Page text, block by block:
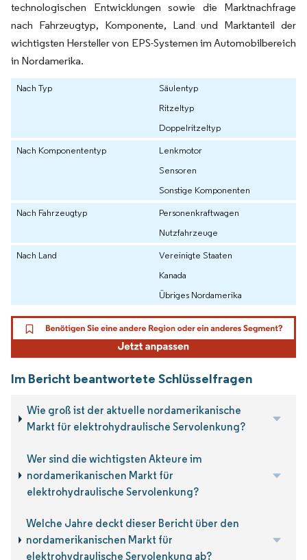
technologischen Entwicklungen sowie die Marktnachfrage
nach Fahrzeugtyp, Komponente, Land und Marktanteil der
wichtigsten Hersteller von EPS-Systemen im Automobilbereich
in Nordamerika.
Nach Typ
Säulentyp
Ritzeltyp
Doppelritzeltyp
Nach Komponententyp
Lenkmotor
Sensoren
Sonstige Komponenten
Nach Fahrzeugtyp
Personenkraftwagen
Nutzfahrzeuge
Nach Land
Vereinigte Staaten
Kanada
Übriges Nordamerika
Im Bericht beantwortete Schlüsselfragen
Wie groß ist der aktuelle nordamerikanische
Markt für elektrohydraulische Servolenkung?
Wer sind die wichtigsten Akteure im
nordamerikanischen Markt für
elektrohydraulische Servolenkung?
Welche Jahre deckt dieser Bericht über den
nordamerikanischen Markt für
elektrohydraulische Servolenkung ab?